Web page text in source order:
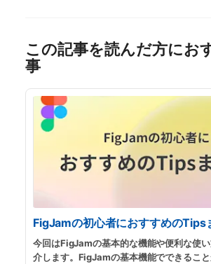
この記事を読んだ方にお
事
FigJamの初心者におすすめのTips
今回はFigJamの基本的な機能や便利な使
介します。FigJamの基本機能でできるこ